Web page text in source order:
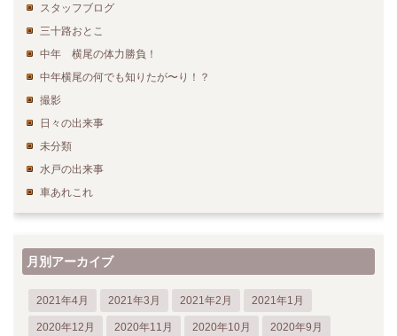
スタッフブログ
三十路おとこ
中年 横尾の体力勝負！
中年横尾の何でも知りたが〜り！？
撮影
日々の出来事
未分類
水戸の出来事
車あれこれ
月別アーカイブ
2021年4月 2021年3月 2021年2月 2021年1月
2020年12月 2020年11月 2020年10月 2020年9月